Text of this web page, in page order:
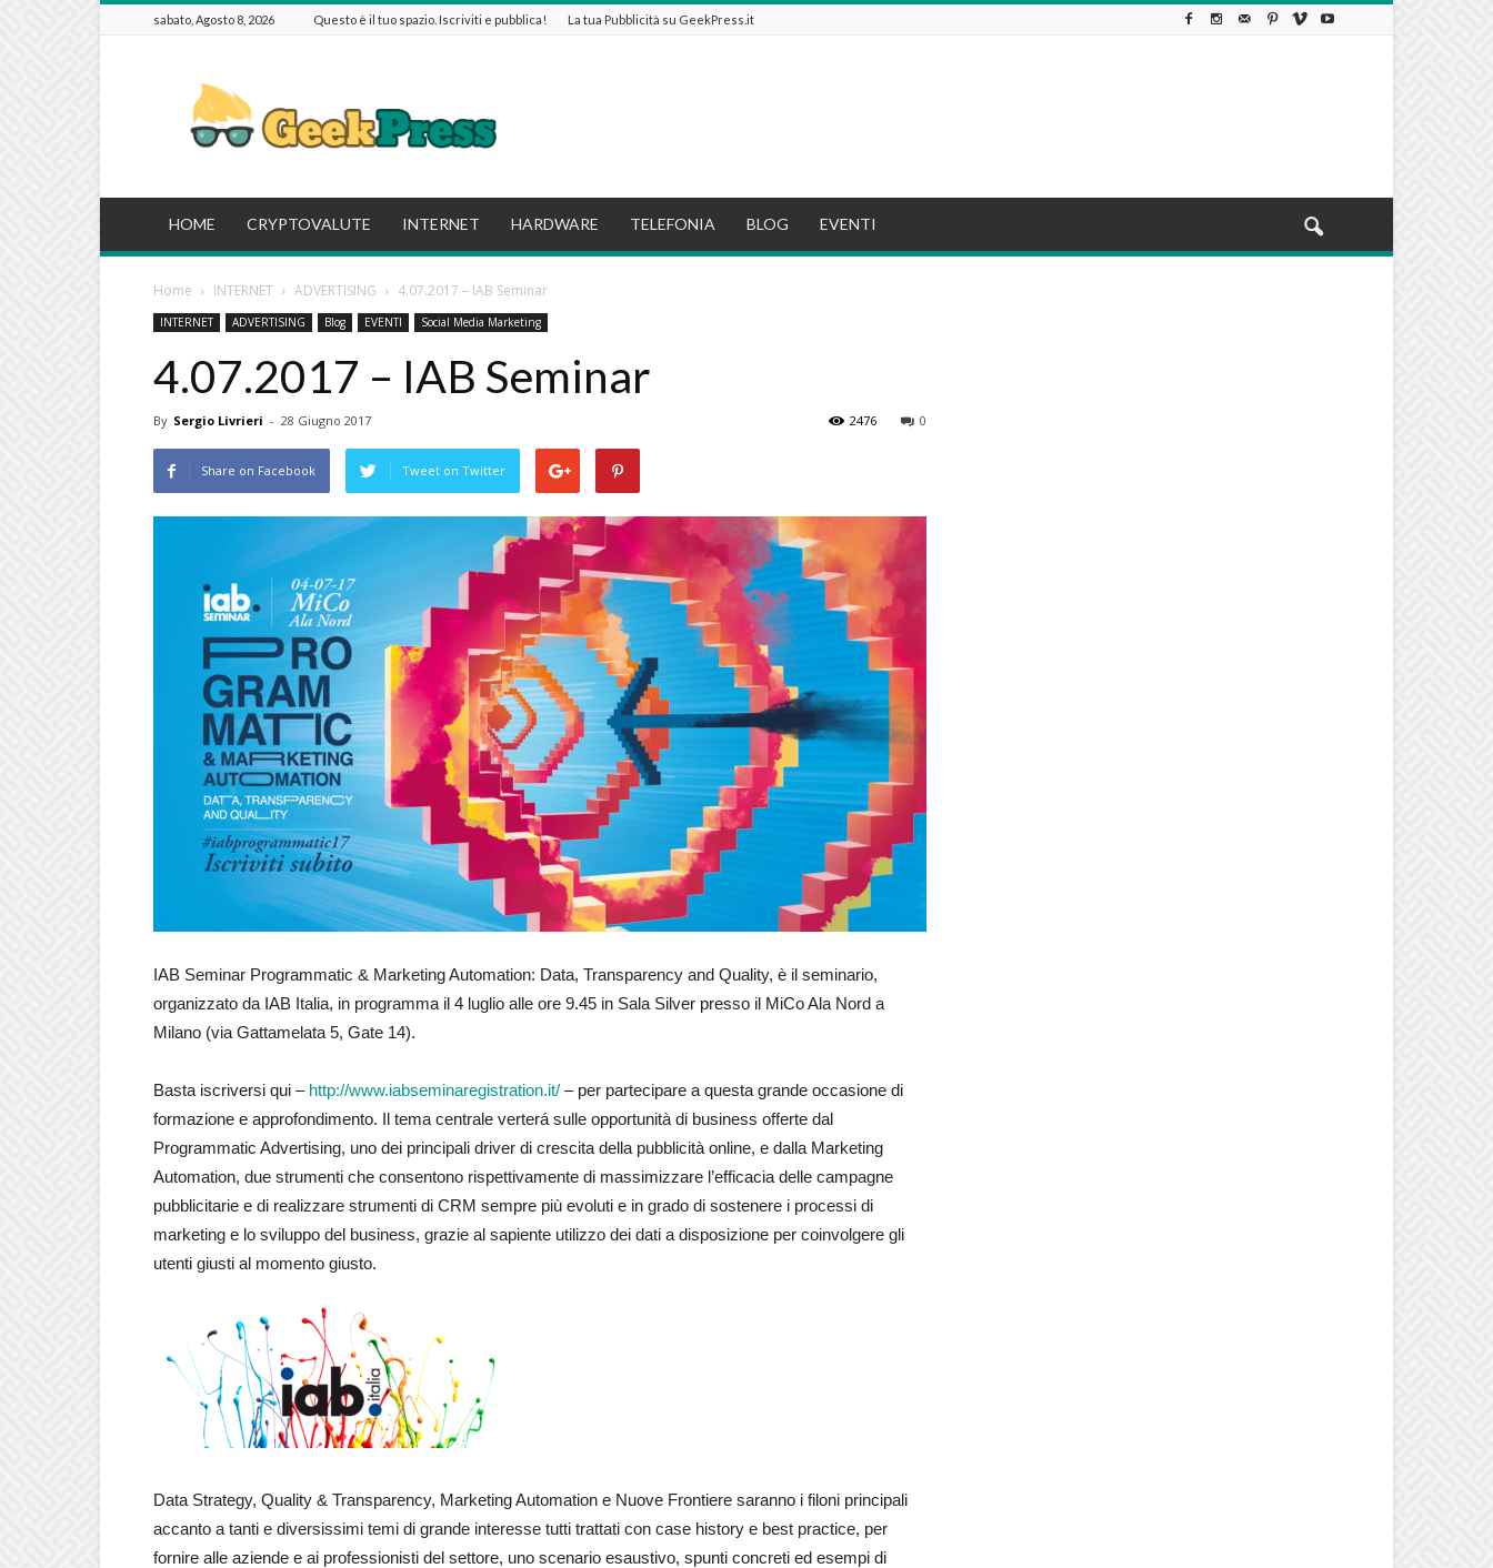
sabato, Agosto 8, 2026 Questo è il tuo spazio. Iscriviti e pubblica! La tua Pubblicità su GeekPress.it
HOME CRYPTOVALUTE INTERNET HARDWARE TELEFONIA BLOG EVENTI
Home INTERNET ADVERTISING 4.07.2017 – IAB Seminar
INTERNET ADVERTISING Blog EVENTI Social Media Marketing
4.07.2017 – IAB Seminar
By Sergio Livrieri - 28 Giugno 2017 0
2476
Share on Facebook Tweet on Twitter
IAB Seminar Programmatic & Marketing Automation: Data, Transparency and Quality, è il seminario,
organizzato da IAB Italia, in programma il 4 luglio alle ore 9.45 in Sala Silver presso il MiCo Ala Nord a
Milano (via Gattamelata 5, Gate 14).
Basta iscriversi qui – http://www.iabseminaregistration.it/ – per partecipare a questa grande occasione di
formazione e approfondimento. Il tema centrale verterá sulle opportunità di business offerte dal
Programmatic Advertising, uno dei principali driver di crescita della pubblicità online, e dalla Marketing
Automation, due strumenti che consentono rispettivamente di massimizzare l’efficacia delle campagne
pubblicitarie e di realizzare strumenti di CRM sempre più evoluti e in grado di sostenere i processi di
marketing e lo sviluppo del business, grazie al sapiente utilizzo dei dati a disposizione per coinvolgere gli
utenti giusti al momento giusto.
Data Strategy, Quality & Transparency, Marketing Automation e Nuove Frontiere saranno i filoni principali
accanto a tanti e diversissimi temi di grande interesse tutti trattati con case history e best practice, per
fornire alle aziende e ai professionisti del settore, uno scenario esaustivo, spunti concreti ed esempi di